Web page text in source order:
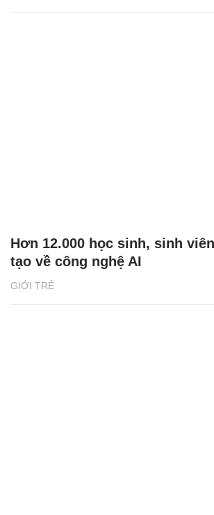
GIỚI TRẺ
Hơn 12.000 học sinh, sinh
tạo về công nghệ AI